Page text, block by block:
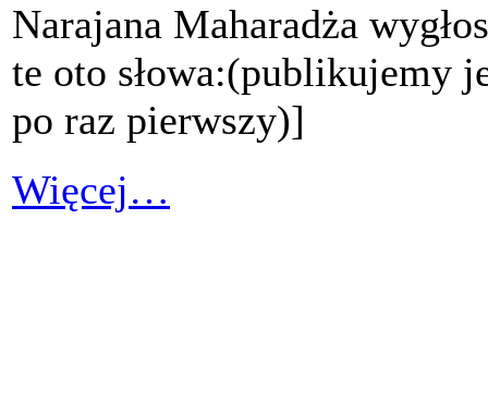
Narajana Maharadża
te oto słowa:(publikujemy
po raz pierwszy)]
Więcej…